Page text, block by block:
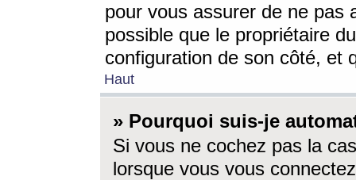
pour vous assurer de ne pas
possible que le propriétaire
configuration de son côté, et
Haut
» Pourquoi suis-je
Si vous ne cochez pas la
lorsque vous vous